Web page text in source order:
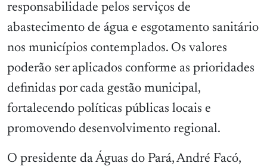
responsabilidade pelos serviços de
abastecimento de água e esgotamento sanitário
nos municípios contemplados. Os valores
poderão ser aplicados conforme as prioridades
definidas por cada gestão municipal,
fortalecendo políticas públicas locais e
promovendo desenvolvimento regional.
O presidente da Águas do Pará, André Facó,